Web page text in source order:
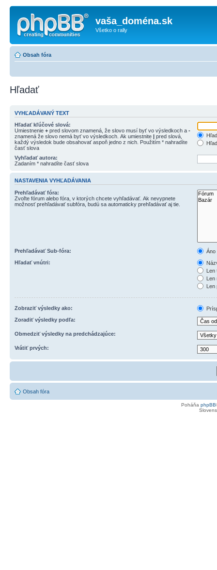
vaša_doména.sk
Všetko o rally
Obsah fóra
Hľadať
VYHĽADÁVANÝ TEXT
Hľadať kľúčové slová:
Umiestnenie + pred slovom znamená, že slovo musí byť vo výsledkoch a -
znamená že slovo nemá byť vo výsledkoch. Ak umiestnite | pred slová,
každý výsledok bude obsahovať aspoň jedno z nich. Použitím * nahradíte
časť slova
Vyhľadať autora:
Zadaním * nahradíte časť slova
NASTAVENIA VYHĽADÁVANIA
Prehľadávať fóra:
Zvoľte fórum alebo fóra, v ktorých chcete vyhľadávať. Ak nevypnete
možnosť prehľadávať subfóra, budú sa automaticky prehľadávať aj tie.
Prehľadávať Sub-fóra:
Áno
Hľadať vnútri:
Len
Len
Len
Zobraziť výsledky ako:
Zoradiť výsledky podľa:
Obmedziť výsledky na predchádzajúce:
Vrátiť prvých:
Obsah fóra
Poháňa phpBB